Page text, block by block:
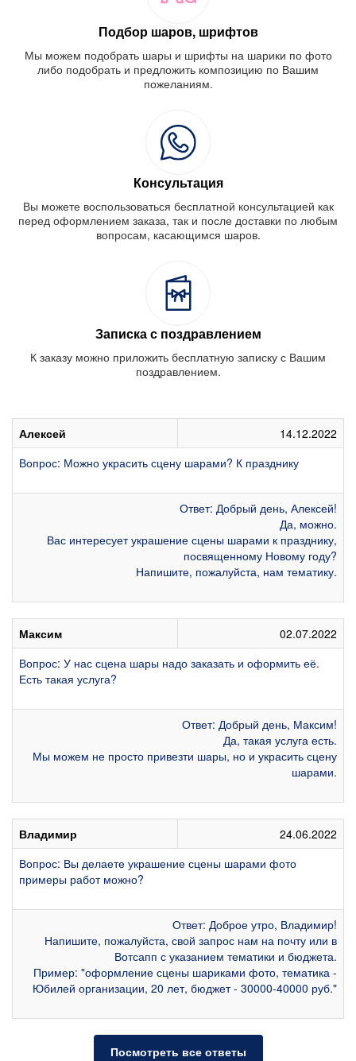
Подбор шаров, шрифтов
Мы можем подобрать шары и шрифты на шарики по фото
либо подобрать и предложить композицию по Вашим
пожеланиям.
Консультация
Вы можете воспользоваться бесплатной консультацией как
перед оформлением заказа, так и после доставки по любым
вопросам, касающимся шаров.
Записка с поздравлением
К заказу можно приложить бесплатную записку с Вашим
поздравлением.
Алексей
14.12.2022
Вопрос: Можно украсить сцену шарами? К празднику
Ответ: Добрый день, Алексей!
Да, можно.
Вас интересует украшение сцены шарами к празднику,
посвященному Новому году?
Напишите, пожалуйста, нам тематику.
Максим
02.07.2022
Вопрос: У нас сцена шары надо заказать и оформить её.
Есть такая услуга?
Ответ: Добрый день, Максим!
Да, такая услуга есть.
Мы можем не просто привезти шары, но и украсить сцену
шарами.
Владимир
24.06.2022
Вопрос: Вы делаете украшение сцены шарами фото
примеры работ можно?
Ответ: Доброе утро, Владимир!
Напишите, пожалуйста, свой запрос нам на почту или в
Вотсапп с указанием тематики и бюджета.
Пример: "оформление сцены шариками фото, тематика -
Юбилей организации, 20 лет, бюджет - 30000-40000 руб."
Посмотреть все ответы